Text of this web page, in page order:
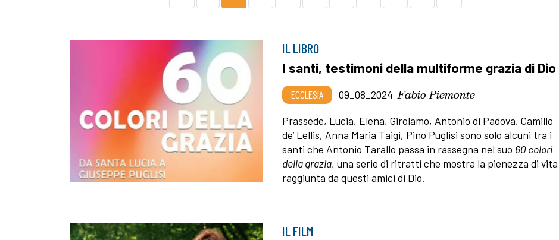
IL LIBRO
I santi, testimoni della multiforme grazia di Dio
ECCLESIA 09_08_2024 Fabio Piemonte
Prassede, Lucia, Elena, Girolamo, Antonio di Padova, Camillo
de’ Lellis, Anna Maria Taigi, Pino Puglisi sono solo alcuni tra i
santi che Antonio Tarallo passa in rassegna nel suo 60 colori
della grazia, una serie di ritratti che mostra la pienezza di vita
raggiunta da questi amici di Dio.
IL FILM